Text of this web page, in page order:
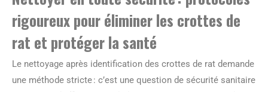
rigoureux pour éliminer les crottes de
rat et protéger la santé
Le nettoyage après identification des crottes de rat demande
une méthode stricte : c’est une question de sécurité sanitaire